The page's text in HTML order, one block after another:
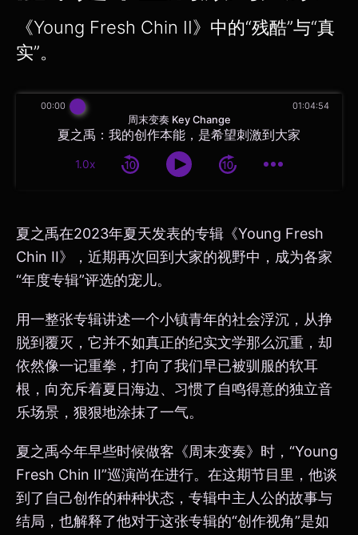
《Young Fresh Chin II》中的“残酷”与“真
实”。
周末变奏 Key Change
夏之禹：我的创作本能，是希望刺激到大家
1.0x
00:00 01:04:54
夏之禹在2023年夏天发表的专辑《Young Fresh
Chin II》，近期再次回到大家的视野中，成为各家
“年度专辑”评选的宠儿。
用一整张专辑讲述一个小镇青年的社会浮沉，从挣
脱到覆灭，它并不如真正的纪实文学那么沉重，却
依然像一记重拳，打向了我们早已被驯服的软耳
根，向充斥着夏日海边、习惯了自鸣得意的独立音
乐场景，狠狠地涂抹了一气。
夏之禹今年早些时候做客《周末变奏》时，“Young
Fresh Chin II”巡演尚在进行。在这期节目里，他谈
到了自己创作的种种状态，专辑中主人公的故事与
结局，也解释了他对于这张专辑的“创作视角”是如